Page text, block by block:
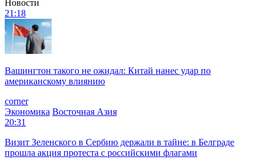
Новости
21:18
Вашингтон такого не ожидал: Китай нанес удар по
американскому влиянию
corner
Экономика Восточная Азия
20:31
Визит Зеленского в Сербию держали в тайне: в Белграде
прошла акция протеста с российскими флагами